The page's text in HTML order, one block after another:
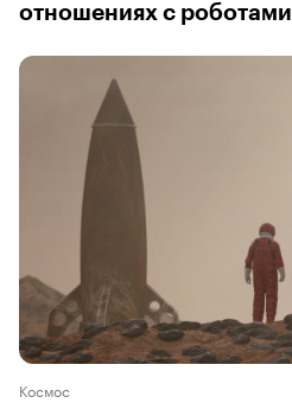
отношениях с роботами
Космос